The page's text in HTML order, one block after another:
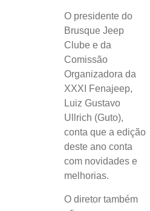
O presidente do
Brusque Jeep
Clube e da
Comissão
Organizadora da
XXXI Fenajeep,
Luiz Gustavo
Ullrich (Guto),
conta que a edição
deste ano conta
com novidades e
melhorias.
O diretor também